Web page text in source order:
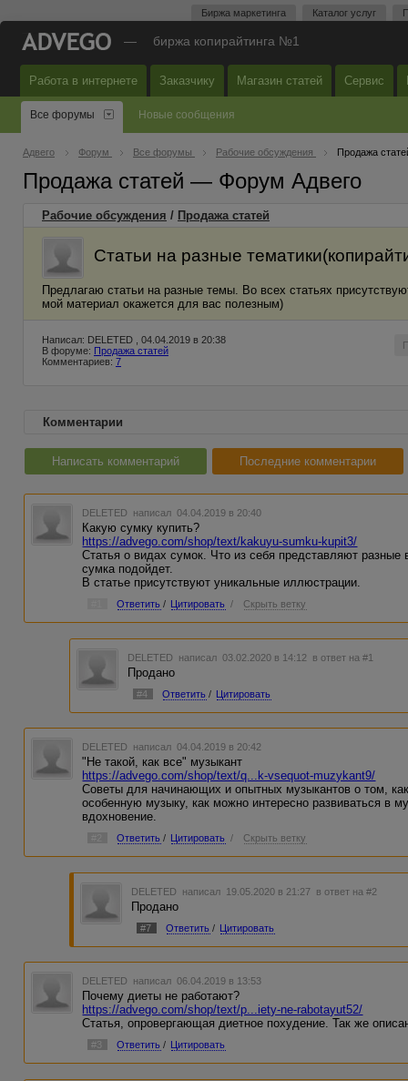
Биржа маркетинга Каталог услуг
— биржа копирайтинга №1
Работа в интернете Заказчику Магазин статей Сервис
Все форумы Новые сообщения
Адвего Форум Все форумы Рабочие обсуждения Продажа
Продажа статей — Форум Адвего
Рабочие обсуждения / Продажа статей
Статьи на разные
Предлагаю статьи на разные темы. Во всех статьях
мой материал окажется для вас полезным)
Написал: DELETED , 04.04.2019 в 20:38
В форуме: Продажа статей
Комментариев: 7
Комментарии
Написать комментарий Последние комментарии
DELETED написал 04.04.2019 в 20:40
Какую сумку купить?
https://advego.com/shop/text/kakuyu-sumku-kupit3/
Статья о видах сумок. Что из себя представляют
сумка подойдет.
В статье присутствуют уникальные иллюстрации.
Ответить / Цитировать / Скрыть ветку
DELETED написал 03.02.2020 в 14:12 в ответ на #1
Продано
#4 Ответить / Цитировать
DELETED написал 04.04.2019 в 20:42
"Не такой, как все" музыкант
https://advego.com/shop/text/q...k-vsequot-muzykant9/
Советы для начинающих и опытных музыкантов о том,
особенную музыку, как можно интересно развиваться в
вдохновение.
Ответить / Цитировать / Скрыть ветку
DELETED написал 19.05.2020 в 21:27 в ответ на #2
Продано
#7 Ответить / Цитировать
DELETED написал 06.04.2019 в 13:53
Почему диеты не работают?
https://advego.com/shop/text/p...iety-ne-rabotayut52/
Статья, опровергающая диетное похудение. Так же
#3 Ответить / Цитировать